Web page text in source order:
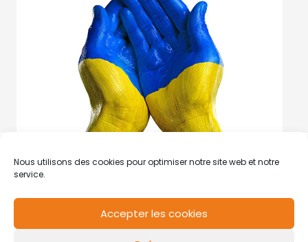
Nous utilisons des cookies pour optimiser notre site web et notre
service.
Accepter les cookies